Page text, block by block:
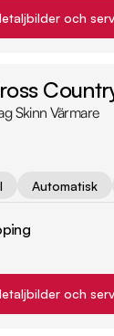
och
Skinn Värmare
Automatisk
och